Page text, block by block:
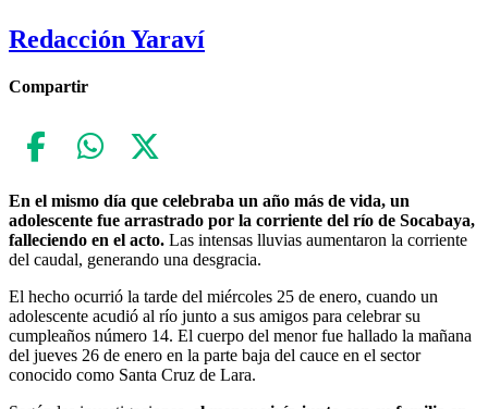
Redacción Yaraví
Compartir
En el mismo día que celebraba un año más de vida, un
adolescente fue arrastrado por la corriente del río de Socabaya,
falleciendo en el acto. Las intensas lluvias aumentaron la corriente
del caudal, generando una desgracia.
El hecho ocurrió la tarde del miércoles 25 de enero, cuando un
adolescente acudió al río junto a sus amigos para celebrar su
cumpleaños número 14. El cuerpo del menor fue hallado la mañana
del jueves 26 de enero en la parte baja del cauce en el sector
conocido como Santa Cruz de Lara.